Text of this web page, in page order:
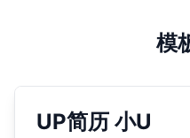
模
UP简历 小U